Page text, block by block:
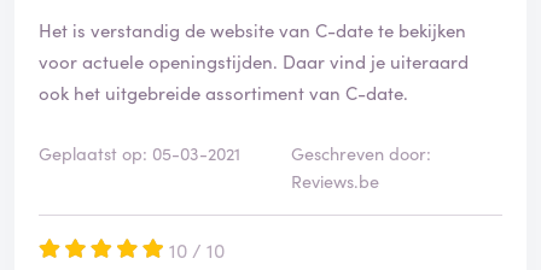
Het is verstandig de website van C-date te bekijken
voor actuele openingstijden. Daar vind je uiteraard
ook het uitgebreide assortiment van C-date.
Geplaatst op: 05-03-2021
Geschreven door:
Reviews.be
10 / 10